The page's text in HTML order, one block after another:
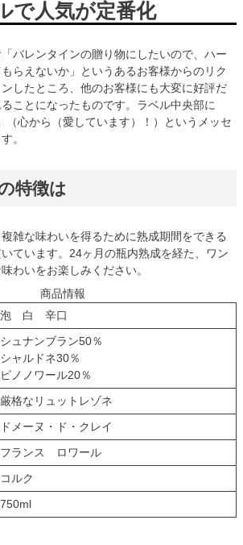
で人気が定番化
バレンタインの贈り物にしたいので、ハー
らえないか」というあるお客様からのリク
したところ、他のお客様にも大変に好評だ
ことになったものです。ラベル中央部に
心から（愛しています）！）というメッセ
。
特徴は
雑な味わいを得るために熟成期間をできる
ています。24ヶ月の瓶内熟成を経た、ワン
わいをお楽しみください。
商品情報
泡 白 辛口
シュナンブラン50％
シャルドネ30％
ピノノワール20％
厳格なリュットレゾネ
ドメーヌ・ド・クレイ
フランス ロワール
コルク
750ml